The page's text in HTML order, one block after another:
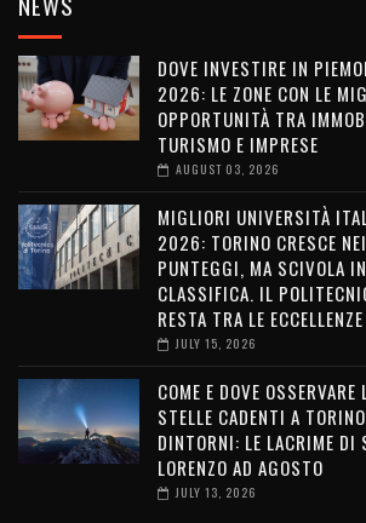
DOVE INVESTIRE IN
2026: LE ZONE CON LE
OPPORTUNITÀ TRA
TURISMO E IMPRESE
AUGUST 03, 2026
MIGLIORI UNIVERSITÀ
2026: TORINO CRESCE NEI
PUNTEGGI, MA SCIVOLA IN
CLASSIFICA. IL
RESTA TRA LE ECCELLENZE
JULY 15, 2026
COME E DOVE OSSERVARE
STELLE CADENTI A
DINTORNI: LE LACRIME DI
LORENZO AD AGOSTO
JULY 13, 2026